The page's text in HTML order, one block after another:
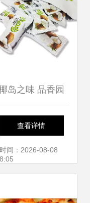
岛之味 品香园
220克椰子糕与香
酱饼的醇美宴
查看详情
间：2026-08-08